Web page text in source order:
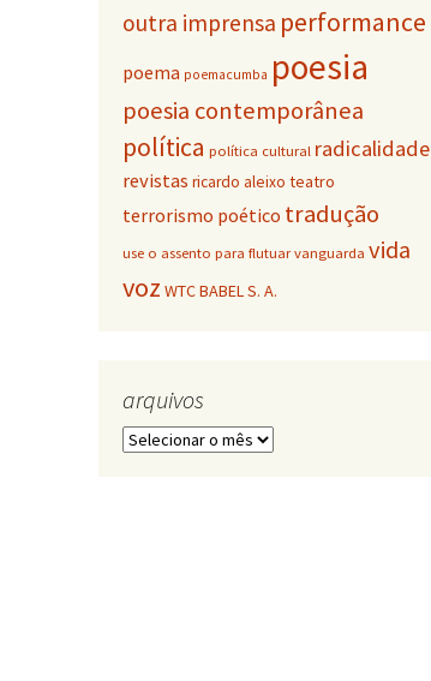
outra imprensa performance
poema poemacumba poesia
poesia contemporânea
política política cultural radicalidade
revistas ricardo aleixo teatro
terrorismo poético tradução
use o assento para flutuar vanguarda vida
voz WTC BABEL S. A.
arquivos
arquivos